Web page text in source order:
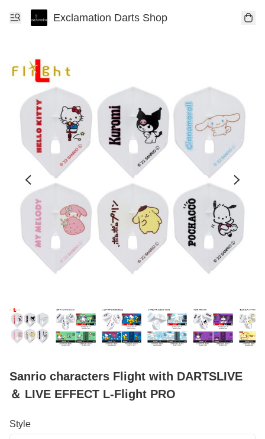
Exclamation Darts Shop
Sanrio characters Flight with DARTSLIVE
＆ LIVE EFFECT L-Flight PRO
Style